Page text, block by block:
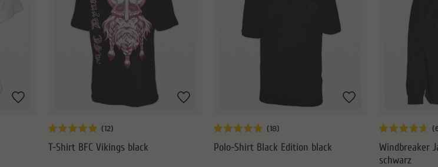
T-Shirt BFC Vikings black Polo-Shirt Black Edition black
Windbreaker
schwarz